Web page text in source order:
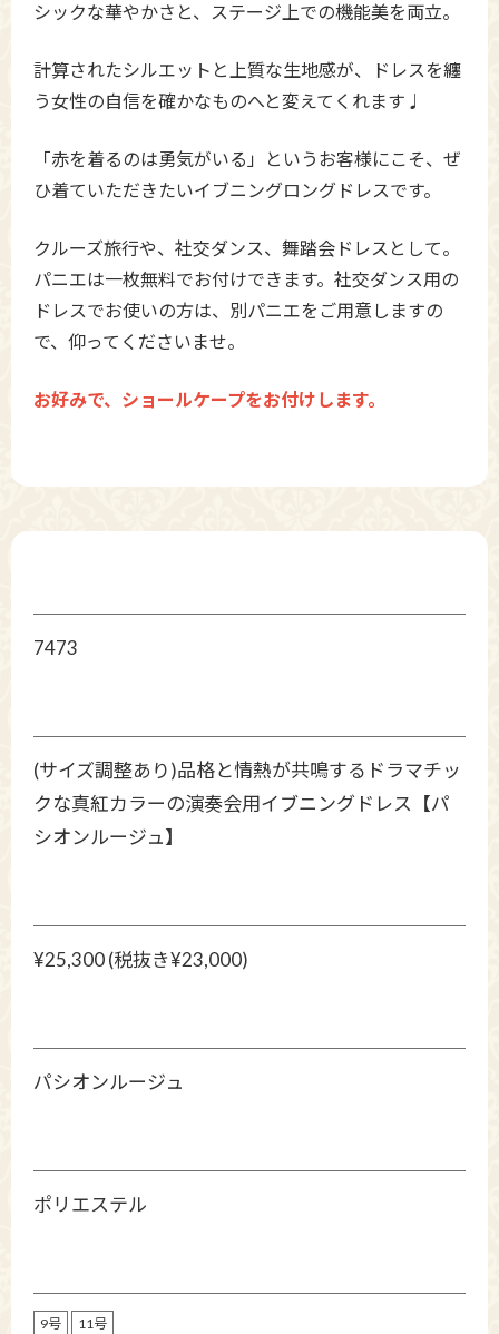
シックな華やかさと、ステージ上での機能美を両立。
計算されたシルエットと上質な生地感が、ドレスを纏
う女性の自信を確かなものへと変えてくれます♩
「赤を着るのは勇気がいる」というお客様にこそ、ぜ
ひ着ていただきたいイブニングロングドレスです。
クルーズ旅行や、社交ダンス、舞踏会ドレスとして。
パニエは一枚無料でお付けできます。社交ダンス用の
ドレスでお使いの方は、別パニエをご用意しますの
で、仰ってくださいませ。
お好みで、ショールケープをお付けします。
7473
(サイズ調整あり)品格と情熱が共鳴するドラマチッ
クな真紅カラーの演奏会用イブニングドレス【パ
シオンルージュ】
¥25,300 (税抜き¥23,000)
パシオンルージュ
ポリエステル
9号 11号